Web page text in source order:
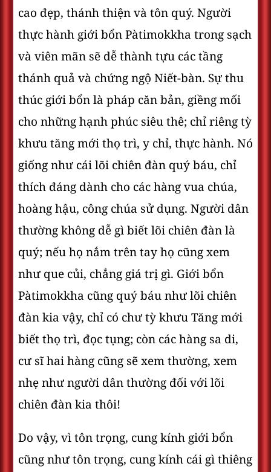
cao đẹp, thánh thiện và tôn quý. Người
thực hành giới bổn Pàtimokkha trong sạch
và viên mãn sẽ dễ thành tựu các tầng
thánh quả và chứng ngộ Niết-bàn. Sự thu
thúc giới bổn là pháp căn bản, giềng mối
cho những hạnh phúc siêu thê; chỉ riêng tỳ
khưu tăng mới thọ trì, y chỉ, thực hành. Nó
giống như cái lõi chiên đàn quý báu, chỉ
thích đáng dành cho các hàng vua chúa,
hoàng hậu, công chúa sử dụng. Người dân
thường không dễ gì biết lõi chiên đàn là
quý; nếu họ nắm trên tay họ cũng xem
như que củi, chẳng giá trị gì. Giới bổn
Pàtimokkha cũng quý báu như lõi chiên
đàn kia vậy, chỉ có chư tỳ khưu Tăng mới
biết thọ trì, đọc tụng; còn các hàng sa di,
cư sĩ hai hàng cũng sẽ xem thường, xem
nhẹ như người dân thường đối với lõi
chiên đàn kia thôi!
Do vậy, vì tôn trọng, cung kính giới bổn
cũng như tôn trọng, cung kính cái gì thiêng